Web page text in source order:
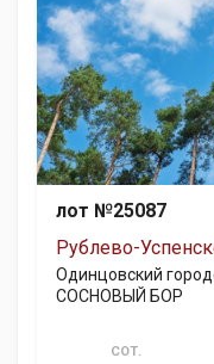
лот №25087
Рублево-
Одинцовский
СОСНОВЫЙ БОР
СОТ.